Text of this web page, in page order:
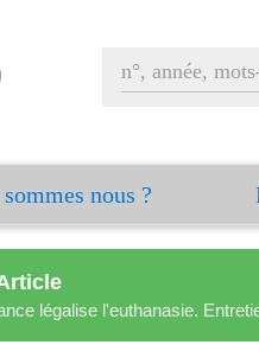
nous ?
légalise l'euthanasie.